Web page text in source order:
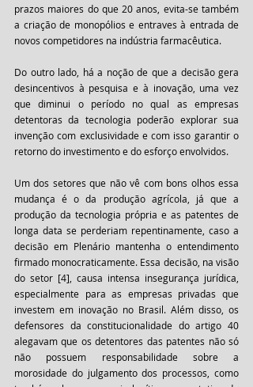
prazos maiores do que 20 anos, evita-se também
a criação de monopólios e entraves à entrada de
novos competidores na indústria farmacêutica.
Do outro lado, há a noção de que a decisão gera
desincentivos à pesquisa e à inovação, uma vez
que diminui o período no qual as empresas
detentoras da tecnologia poderão explorar sua
invenção com exclusividade e com isso garantir o
retorno do investimento e do esforço envolvidos.
Um dos setores que não vê com bons olhos essa
mudança é o da produção agrícola, já que a
produção da tecnologia própria e as patentes de
longa data se perderiam repentinamente, caso a
decisão em Plenário mantenha o entendimento
firmado monocraticamente. Essa decisão, na visão
do setor [4], causa intensa insegurança jurídica,
especialmente para as empresas privadas que
investem em inovação no Brasil. Além disso, os
defensores da constitucionalidade do artigo 40
alegavam que os detentores das patentes não só
não possuem responsabilidade sobre a
morosidade do julgamento dos processos, como